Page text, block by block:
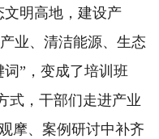
明高地，建设产
业、清洁能源、生态
”，变成了培训班
式，干部们走进产业
摩、案例研讨中补齐